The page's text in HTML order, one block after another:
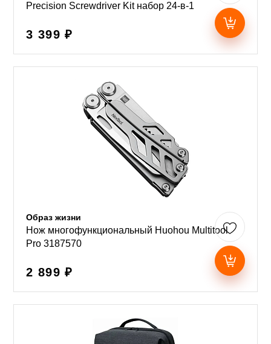
Precision Screwdriver Kit набор 24-в-1
3 399 ₽
Образ жизни
Нож многофункциональный Huohou Multitool
Pro 3187570
2 899 ₽